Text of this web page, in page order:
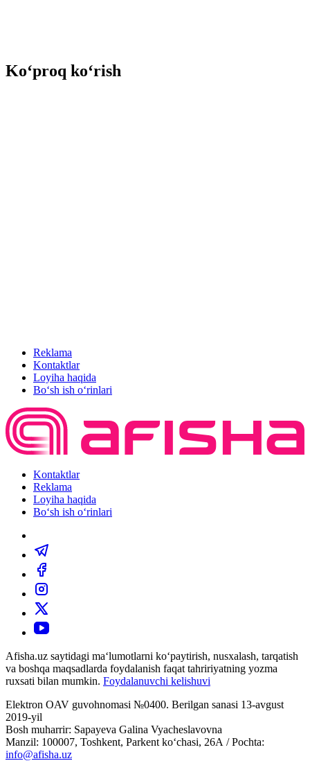
Ko‘proq ko‘rish
Reklama
Kontaktlar
Loyiha haqida
Bo‘sh ish o‘rinlari
Kontaktlar
Reklama
Loyiha haqida
Bo‘sh ish o‘rinlari
Afisha.uz saytidagi ma‘lumotlarni ko‘paytirish, nusxalash, tarqatish
va boshqa maqsadlarda foydalanish faqat tahririyatning yozma
ruxsati bilan mumkin. Foydalanuvchi kelishuvi
Elektron OAV guvohnomasi №0400. Berilgan sanasi 13-avgust
2019-yil
Bosh muharrir: Sapayeva Galina Vyacheslavovna
Manzil: 100007, Toshkent, Parkent ko‘chasi, 26А / Pochta:
info@afisha.uz